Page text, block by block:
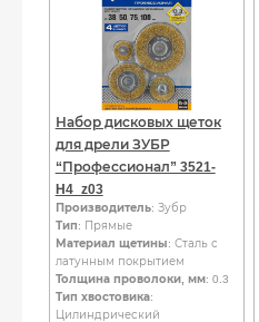
Набор дисковых щеток
для дрели ЗУБР
“Профессионал” 3521-
H4_z03
Производитель: Зубр
Тип: Прямые
Материал щетины: Сталь с
латунным покрытием
Толщина проволоки, мм: 0.3
Тип хвостовика:
Цилиндрический